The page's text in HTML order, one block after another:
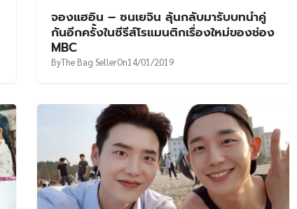
จองแฮอิน – ซนเยจิน ลุ้นกลับมารับบทนำคู่
กันอีกครั้งในซีรีส์โรแมนติกเรื่องใหม่ของช่อง
MBC
ByThe Bag SellerOn14/01/2019